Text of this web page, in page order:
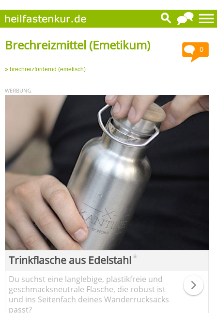
0
Brechreizmittel (Emetikum)
» brechreizfördernd (emetisch)
Trinkflasche aus Edelstahl*
Du suchst eine langlebige, plastikfreie und
geschmacksneutrale Flasche, die robust ist
und ins Seitenfach deines Wanderrucksacks
passt?